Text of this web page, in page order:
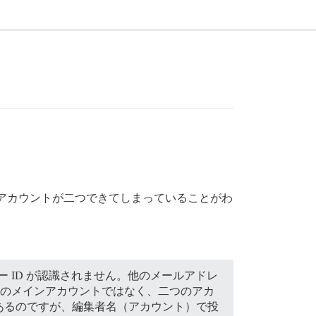
カウントが二つできてしまっていることがわ
ID が認識されません。他のメールアドレ
メインアカウントではなく、二つのアカ
のですが、編集者名（アカウント）で投